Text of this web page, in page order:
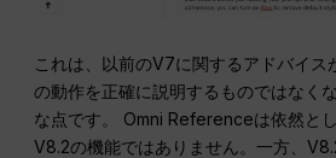
これは、以前のV7に関するアドバイス
の動作を正確に説明するものではなく
な点です。 Omni Referenceは依然と
V8.2の機能ではありません。一方、